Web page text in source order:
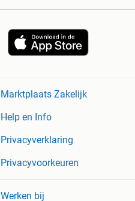
Marktplaats Zakelijk
Help en Info
Privacyverklaring
Privacyvoorkeuren
Werken bij